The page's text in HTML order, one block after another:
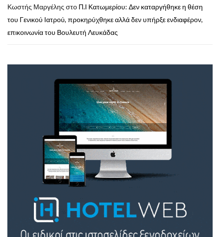
Κωστής Μαργέλης στο Π.Ι Κατωμερίου: Δεν καταργήθηκε η θέση
του Γενικού Ιατρού, προκηρύχθηκε αλλά δεν υπήρξε ενδιαφέρον,
επικοινωνία του Βουλευτή Λευκάδας